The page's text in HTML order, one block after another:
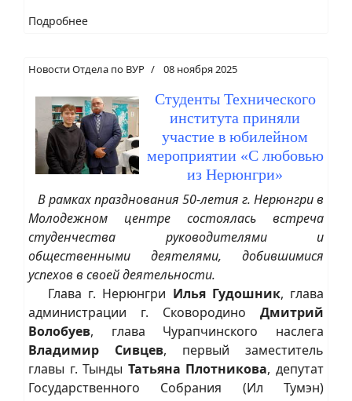
Подробнее
Новости Отдела по ВУР 08 ноября 2025
Студенты Технического
института приняли
участие в юбилейном
мероприятии «С любовью
из Нерюнгри»
В рамках празднования 50-летия г. Нерюнгри в
Молодежном центре состоялась встреча
студенчества руководителями и
общественными деятелями, добившимися
успехов в своей деятельности.
Глава г. Нерюнгри Илья Гудошник, глава
администрации г. Сковородино Дмитрий
Волобуев, глава Чурапчинского наслега
Владимир Сивцев, первый заместитель
главы г. Тынды Татьяна Плотникова, депутат
Государственного Собрания (Ил Тумэн)